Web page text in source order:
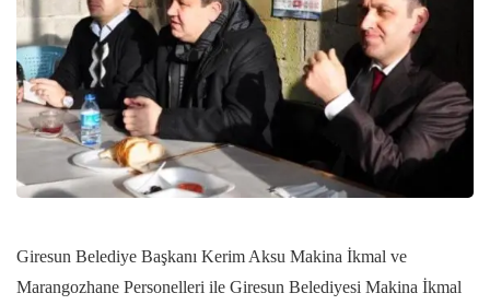
Giresun Belediye Başkanı Kerim Aksu Makina İkmal ve
Marangozhane Personelleri ile Giresun Belediyesi Makina İkmal